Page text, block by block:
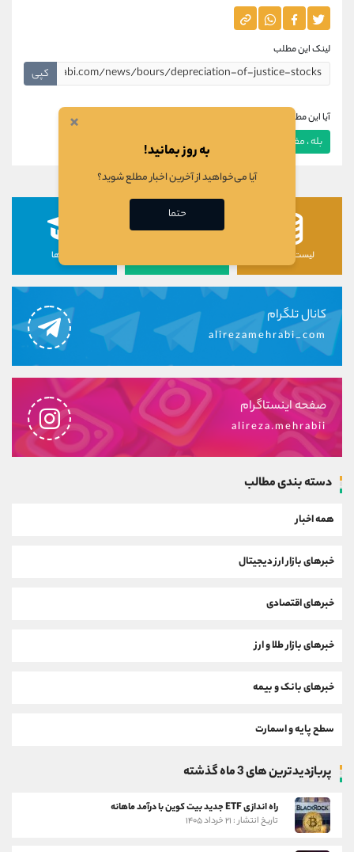
لینک این مطلب
کپی
آیا این مطلب برای شما مفید بود؟
بله ، مفید بود
لیست رمزارزها دوره ها
کانال تلگرام
alirezamehrabi_com
صفحه اینستاگرام
alireza.mehrabii
دسته بندی مطالب
همه اخبار
خبرهای بازار ارز دیجیتال
خبرهای اقتصادی
خبرهای بازار طلا و ارز
خبرهای بانک و بیمه
سطح پایه و اسمارت
پربازدیدترین های 3 ماه گذشته
راه اندازی ETF جدید بیت کوین با درآمد ماهانه
تاریخ انتشار : ۲۱ خرداد ۱۴۰۵
×
به روز بمانید!
آیا می‌خواهید از آخرین اخبار مطلع شوید؟
حتما